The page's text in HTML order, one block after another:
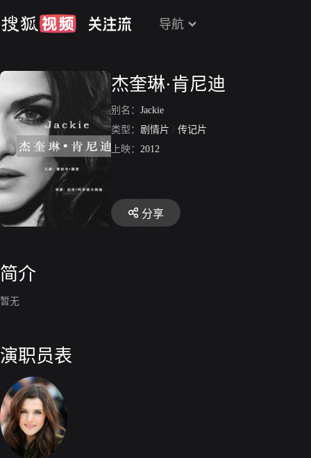
导航
杰奎琳·肯尼迪
别名： Jackie
类型： 剧情片 / 传记片
上映： 2012
分享
简介
暂无
演职员表